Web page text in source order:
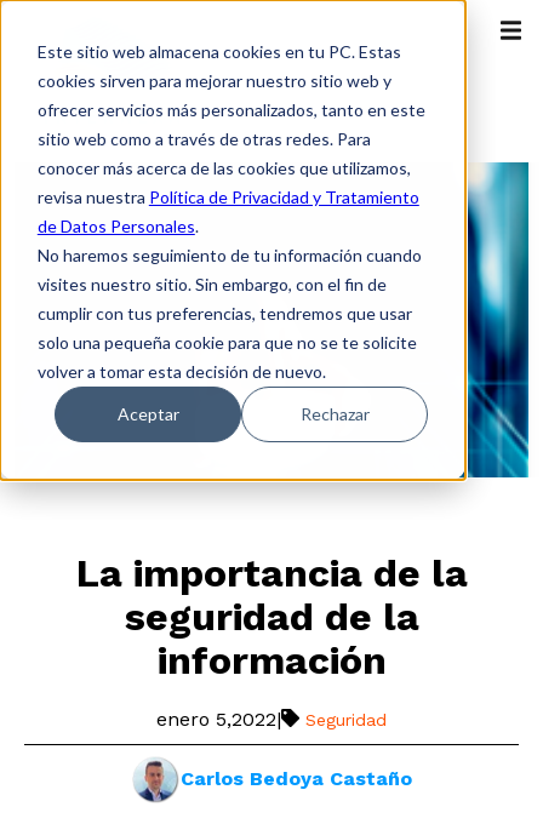
Este sitio web almacena cookies en tu PC. Estas
cookies sirven para mejorar nuestro sitio web y
ofrecer servicios más personalizados, tanto en este
sitio web como a través de otras redes. Para
conocer más acerca de las cookies que utilizamos,
revisa nuestra Política de Privacidad y Tratamiento
de Datos Personales.
No haremos seguimiento de tu información cuando
visites nuestro sitio. Sin embargo, con el fin de
cumplir con tus preferencias, tendremos que usar
solo una pequeña cookie para que no se te solicite
volver a tomar esta decisión de nuevo.
Aceptar Rechazar
La importancia de la
seguridad de la
información
enero 5,2022| Seguridad
Carlos Bedoya Castaño